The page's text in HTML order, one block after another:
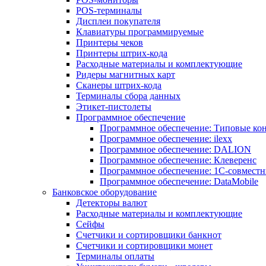
POS-терминалы
Дисплеи покупателя
Клавиатуры программируемые
Принтеры чеков
Принтеры штрих-кода
Расходные материалы и комплектующие
Ридеры магнитных карт
Сканеры штрих-кода
Терминалы сбора данных
Этикет-пистолеты
Программное обеспечение
Программное обеспечение: Типовые
Программное обеспечение: ilexx
Программное обеспечение: DALION
Программное обеспечение: Клеверенс
Программное обеспечение: 1С-
Программное обеспечение: DataMobile
Банковское оборудование
Детекторы валют
Расходные материалы и комплектующие
Сейфы
Счетчики и сортировщики банкнот
Счетчики и сортировщики монет
Терминалы оплаты